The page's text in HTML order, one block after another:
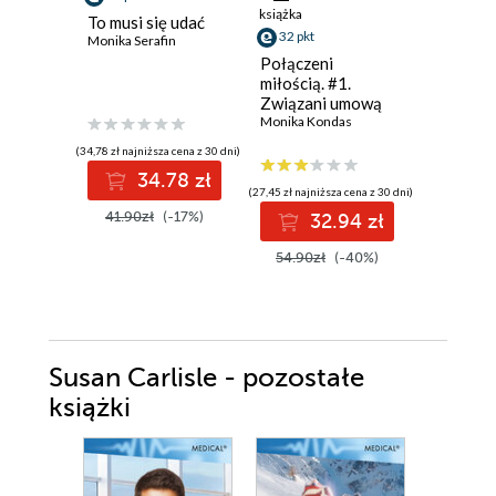
To musi się udać
Monika Serafin
(34,78 zł najniższa cena z 30 dni)
34.78 zł
41.90zł (-17%)
książka
32 pkt
Połączeni
miłością. #1.
Związani umową
Monika Kondas
(27,45 zł najniższa cena z 30 dni)
32.94 zł
54.90zł (-40%)
Susan Carlisle - pozostałe
książki